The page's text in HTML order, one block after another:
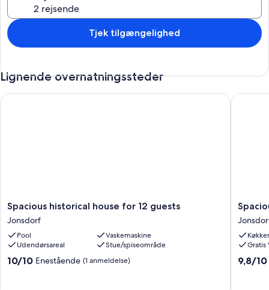
Tjek tilgængelighed
Lignende overnatningssteder
Spacious
historical
house
for
12
guests
Spacious historical house for 12 guests
Jonsdorf
Pool
Vaskemaskine
Udendørsareal
Stue/spiseområde
10.0
10/10 Enestående (1 anmeldelse)
Spacious historical house for 12 guests
family
house
in
Gratis
9.8
9,8/10